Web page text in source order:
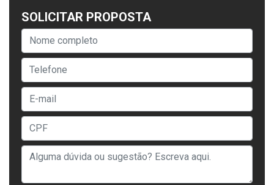
SOLICITAR PROPOSTA